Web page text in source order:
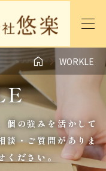
 WORKLE
個の強みを活かして
談・ご質問がありま
ださい。